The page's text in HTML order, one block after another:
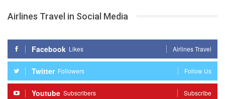
Airlines Travel in Social Media
Facebook Likes Airlines Travel
Twitter Followers Follow Us
Youtube Subscribers Subscribe